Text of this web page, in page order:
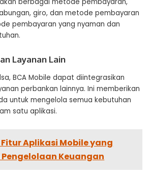
giro, dan metode pembayaran
pembayaran yang nyaman dan
Layanan Lain
BCA Mobile dapat diintegrasikan
perbankan lainnya. Ini memberikan
untuk mengelola semua kebutuhan
satu aplikasi.
Fitur Aplikasi Mobile yang
Keuangan